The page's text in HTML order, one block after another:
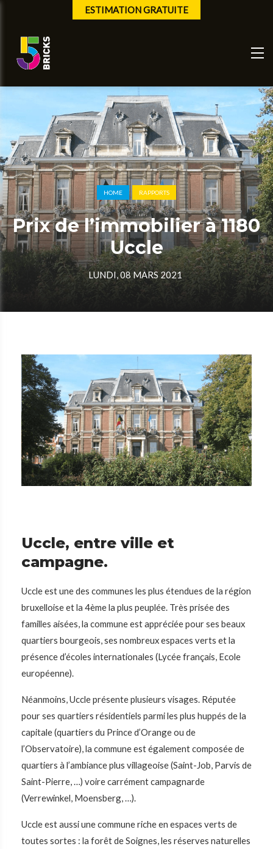
ESTIMATION GRATUITE
HOME RAPPORTS
Prix de l’immobilier à 1180
Uccle
LUNDI, 08 MARS 2021
Uccle, entre ville et
campagne.
Uccle est une des communes les plus étendues de la région
bruxelloise et la 4ème la plus peuplée. Très prisée des
familles aisées, la commune est appréciée pour ses beaux
quartiers bourgeois, ses nombreux espaces verts et la
présence d’écoles internationales (Lycée français, Ecole
européenne).
Néanmoins, Uccle présente plusieurs visages. Réputée
pour ses quartiers résidentiels parmi les plus huppés de la
capitale (quartiers du Prince d’Orange ou de
l’Observatoire), la commune est également composée de
quartiers à l’ambiance plus villageoise (Saint-Job, Parvis de
Saint-Pierre, …) voire carrément campagnarde
(Verrewinkel, Moensberg, …).
Uccle est aussi une commune riche en espaces verts de
toutes sortes : la forêt de Soignes, les réserves naturelles